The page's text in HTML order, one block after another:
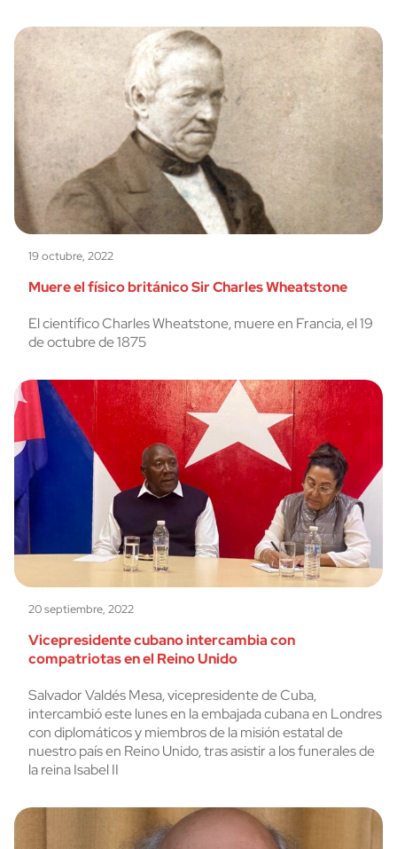
19 octubre, 2022
Muere el físico británico Sir Charles Wheatstone
El científico Charles Wheatstone, muere en Francia, el 19
de octubre de 1875
20 septiembre, 2022
Vicepresidente cubano intercambia con
compatriotas en el Reino Unido
Salvador Valdés Mesa, vicepresidente de Cuba,
intercambió este lunes en la embajada cubana en Londres
con diplomáticos y miembros de la misión estatal de
nuestro país en Reino Unido, tras asistir a los funerales de
la reina Isabel II